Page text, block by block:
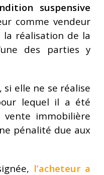
suspensive
comme vendeur
réalisation de la
des parties y
si elle ne se réalise
lequel il a été
vente immobilière
pénalité due aux
l’acheteur a